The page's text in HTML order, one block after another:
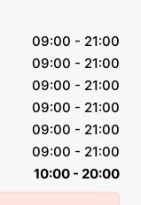
09:00 - 21:00
09:00 - 21:00
09:00 - 21:00
09:00 - 21:00
09:00 - 21:00
09:00 - 21:00
10:00 - 20:00